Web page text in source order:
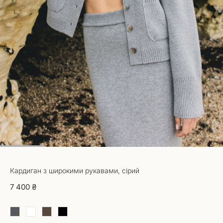
1 2 3 4 5
Кардиган з широкими рукавами, сірий
7 400 ₴